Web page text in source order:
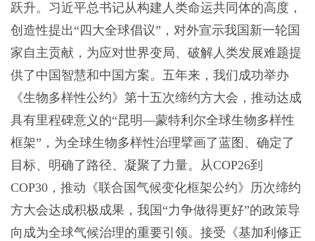
跃升。习近平总书记从构建人类命运共同体的高度，
创造性提出“四大全球倡议”，对外宣示我国新一轮国
家自主贡献，为应对世界变局、破解人类发展难题提
供了中国智慧和中国方案。五年来，我们成功举办
《生物多样性公约》第十五次缔约方大会，推动达成
具有里程碑意义的“昆明—蒙特利尔全球生物多样性
框架”，为全球生物多样性治理擘画了蓝图、确定了
目标、明确了路径、凝聚了力量。从COP26到
COP30，推动《联合国气候变化框架公约》历次缔约
方大会达成积极成果，我国“力争做得更好”的政策导
向成为全球气候治理的重要引领。接受《基加利修正